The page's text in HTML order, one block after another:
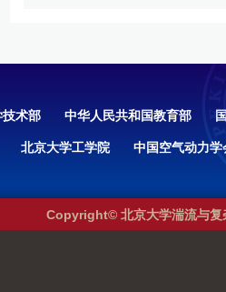
术部 中华人民共和国教育部
北京大学工学院 中国空气动力学
Copyright© 北京大学湍流与